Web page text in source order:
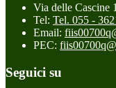
Via delle Cascine
Tel: Tel. 055 -
Email:
PEC:
Seguici su